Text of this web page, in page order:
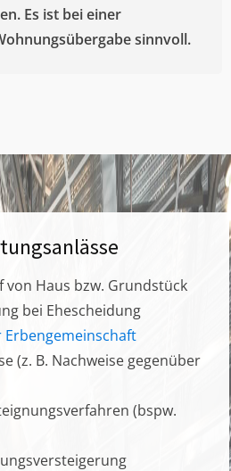
Es ist bei einer
sinnvoll.
von Haus bzw. Grundstück
bei Ehescheidung
Erbengemeinschaft
(z. B. Nachweise gegenüber
(bspw.